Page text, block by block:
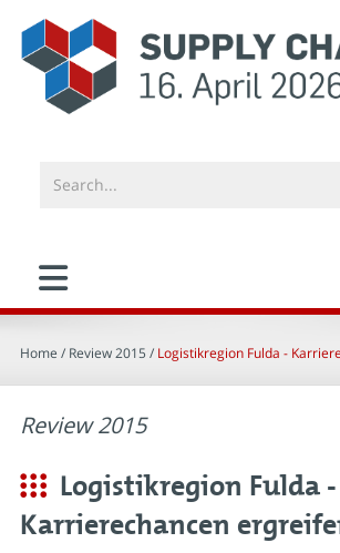
Home / Review 2015 / Logistikregion Fulda -
Review 2015
Logistikregion Fulda -
Karrierechancen